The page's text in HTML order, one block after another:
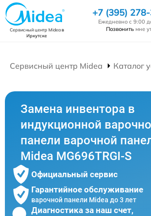
Сервисный центр Mideaв
Иркутске
+7 (395)
Ежедневно с 9:00
Позвонить мне
Сервисный центр Midea Каталог
Замена инвентора в
индукционной
панели варочной
Midea MG696TRGI-S
Официальный сервис
Гарантийное обслуживание
варочной панели Midea до 3 лет
Диагностика за наш счет,